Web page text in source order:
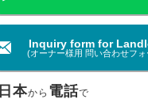
Inquiry form for
(オーナー様用 問い合わせフォ
日本から 電話で